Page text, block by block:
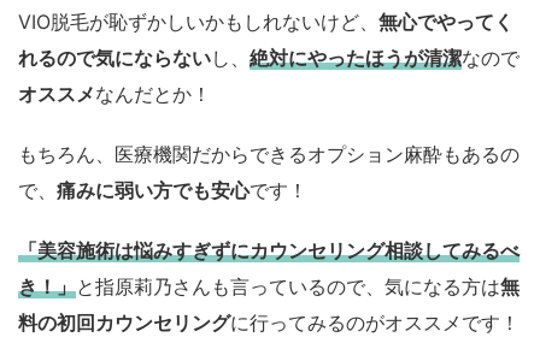
VIO脱毛が恥ずかしいかもしれないけど、 無心でやってく
れるので気にならないし、 絶対にやったほうが清潔なので
オススメなんだとか！
もちろん、医療機関だからできるオプション麻酔もあるの
で、 痛みに弱い方でも安心です！
「美容施術は悩みすぎずにカウンセリング相談してみるべ
き！」と指原莉乃さんも言っているので、気になる方は無
料の初回カウンセリングに行ってみるのがオススメです！